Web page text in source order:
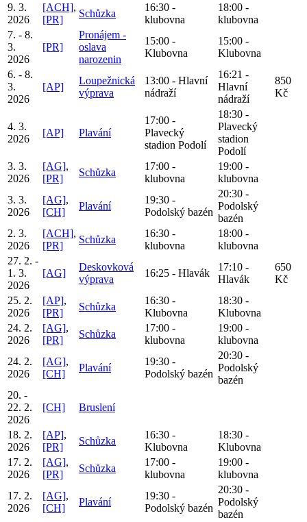
9. 3.
2026
[ACH],
[PR]
Schůzka
16:30 -
klubovna
18:00 -
klubovna
7. - 8.
3.
2026
[PR]
Pronájem -
oslava
narozenin
15:00 -
Klubovna
15:00 -
Klubovna
6. - 8.
3.
2026
[AP]
Loupežnická
výprava
13:00 - Hlavní
nádraží
16:21 -
Hlavní
nádraží
850
Kč
4. 3.
2026
[AP] Plavání
17:00 -
Plavecký
stadion Podolí
18:30 -
Plavecký
stadion
Podolí
3. 3.
2026
[AG],
[PR]
Schůzka
17:00 -
klubovna
19:00 -
klubovna
3. 3.
2026
[AG],
[CH]
Plavání
19:30 -
Podolský bazén
20:30 -
Podolský
bazén
2. 3.
2026
[ACH],
[PR]
Schůzka
16:30 -
klubovna
18:00 -
klubovna
27. 2. -
1. 3.
2026
[AG]
Deskovková
výprava
16:25 - Hlavák
17:10 -
Hlavák
650
Kč
25. 2.
2026
[AP],
[PR]
Schůzka
16:30 -
Klubovna
18:30 -
Klubovna
24. 2.
2026
[AG],
[PR]
Schůzka
17:00 -
klubovna
19:00 -
klubovna
24. 2.
2026
[AG],
[CH]
Plavání
19:30 -
Podolský bazén
20:30 -
Podolský
bazén
20. -
22. 2.
2026
[CH] Bruslení
18. 2.
2026
[AP],
[PR]
Schůzka
16:30 -
Klubovna
18:30 -
Klubovna
17. 2.
2026
[AG],
[PR]
Schůzka
17:00 -
klubovna
19:00 -
klubovna
17. 2.
2026
[AG],
[CH]
Plavání
19:30 -
Podolský bazén
20:30 -
Podolský
bazén